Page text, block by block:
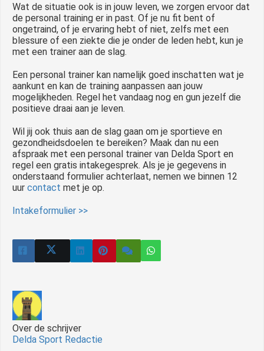
Wat de situatie ook is in jouw leven, we zorgen ervoor dat
de personal training er in past. Of je nu fit bent of
ongetraind, of je ervaring hebt of niet, zelfs met een
blessure of een ziekte die je onder de leden hebt, kun je
met een trainer aan de slag.
Een personal trainer kan namelijk goed inschatten wat je
aankunt en kan de training aanpassen aan jouw
mogelijkheden. Regel het vandaag nog en gun jezelf die
positieve draai aan je leven.
Wil jij ook thuis aan de slag gaan om je sportieve en
gezondheidsdoelen te bereiken? Maak dan nu een
afspraak met een personal trainer van Delda Sport en
regel een gratis intakegesprek. Als je je gegevens in
onderstaand formulier achterlaat, nemen we binnen 12
uur contact met je op.
Intakeformulier >>
Over de schrijver
Delda Sport Redactie